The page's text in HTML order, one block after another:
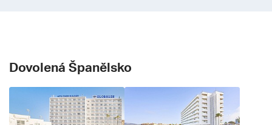
Dovolená Španělsko